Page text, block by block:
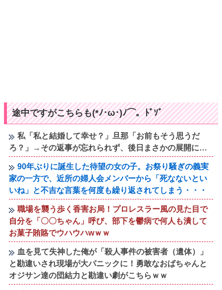
途中ですがこちらも(*ﾉ･ω･)ﾉ⌒。ﾄﾞｿﾞ
私「私と結婚して幸せ？」旦那「お前もそう思うだ
ろ？」→その返事が忘れられず、後日まさかの展開に…
90年ぶりに誕生した待望の女の子。お祭り騒ぎの義実
家の一方で、近所の婦人会メンバーから「死なないとい
いね」と不吉な言葉を何度も繰り返されてしまう・・・
職場を襲う歩く香害お局！プロレスラー風の見た目で
自分を「〇〇ちゃん」呼び、部下を鬱病で何人も潰して
お菓子賄賂でウハウハwｗｗ
血を見て失神した俺が「殺人事件の被害者（遺体）」
と勘違いされ現場が大パニックに！勇敢なおばちゃんと
オジサン達の団結力と勘違い劇がこちらｗｗ